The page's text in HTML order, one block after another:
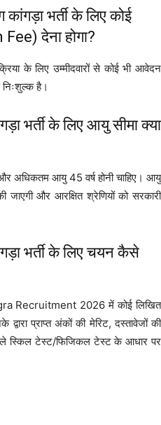
भर्ती के लिए कोई
देना होगा?
के लिए उम्मीदवारों से कोई भी आवेदन
निःशुल्क है।
भर्ती के लिए आयु सीमा क्या
अधिकतम आयु 45 वर्ष होनी चाहिए। आयु
और आरक्षित श्रेणियों को सरकारी
भर्ती के लिए चयन कैसे
Recruitment 2026 में कोई लिखित
द्वारा प्राप्त अंकों की मेरिट, दस्तावेजों की
स्किल टेस्ट/फिजिकल टेस्ट के आधार पर